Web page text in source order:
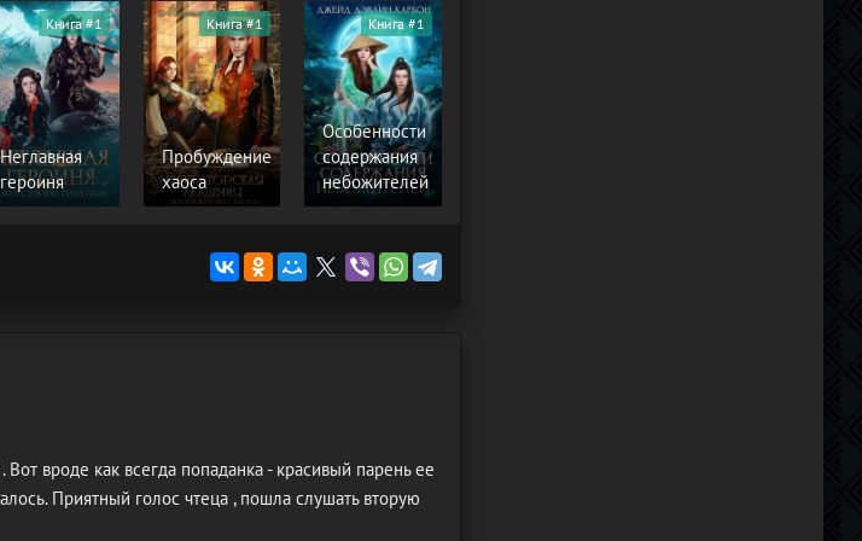
Неглавная
героиня
Книга #1
Пробуждение
хаоса
Книга #1
Особенности
содержания
небожителей
Книга #1
вроде как всегда попаданка - красивый парень ее
Приятный голос чтеца , пошла слушать вторую